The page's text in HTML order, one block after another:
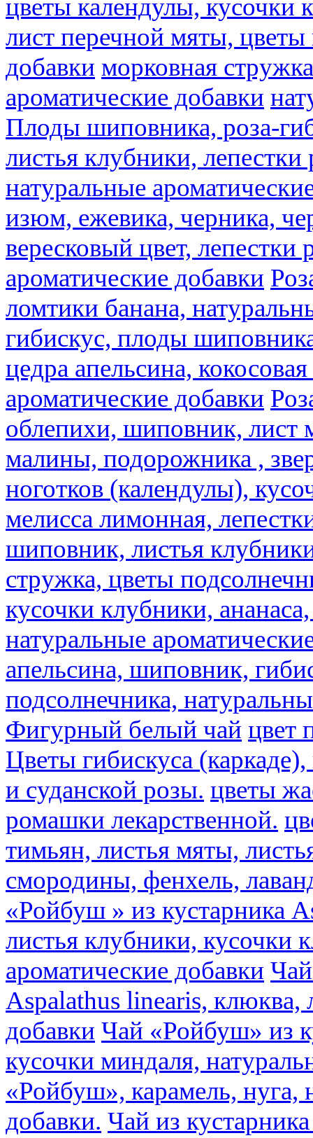
цветы календулы, кусочки
лист перечной мяты,
добавки морковная стружка
ароматические добавки
Плоды шиповника, роза-
листья клубники,
натуральные
изюм, ежевика, черника,
вересковый цвет, лепестки
ароматические добавки
ломтики банана,
гибискус, плоды
цедра апельсина,
ароматические добавки
облепихи, шиповник, лист
малины, подорожника ,
ноготков (календулы),
мелисса лимонная,
шиповник, листья
стружка, цветы
кусочки клубники,
натуральные
апельсина, шиповник,
подсолнечника,
Фигурный белый чай цвет
Цветы гибискуса
и суданской розы. цветы
ромашки лекарственной.
тимьян, листья мяты,
смородины, фенхель,
«Ройбуш » из кустарника
листья клубники, кусочки
ароматические добавки
Aspalathus linearis, клюква,
добавки Чай «Ройбуш» из
кусочки миндаля,
«Ройбуш», карамель, нуга,
добавки. Чай из